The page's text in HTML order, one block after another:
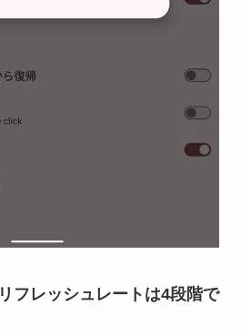
リフレッシュレートは4段階で